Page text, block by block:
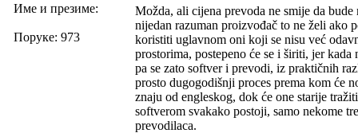
Име и презиме:
Поруке: 973
Možda, ali cijena prevoda ne smije da
nijedan razuman proizvođač to ne želi ako
koristiti uglavnom oni koji se nisu već
prostorima, postepeno će se i širiti, jer
pa se zato softver i prevodi, iz praktičnih
prosto dugogodišnji proces prema kom će
znaju od engleskog, dok će one starije
softverom svakako postoji, samo nekome
prevodilaca.